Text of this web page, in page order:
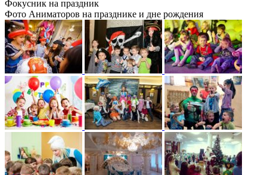
Фокусник на праздник
Фото Аниматоров на празднике и дне рождения